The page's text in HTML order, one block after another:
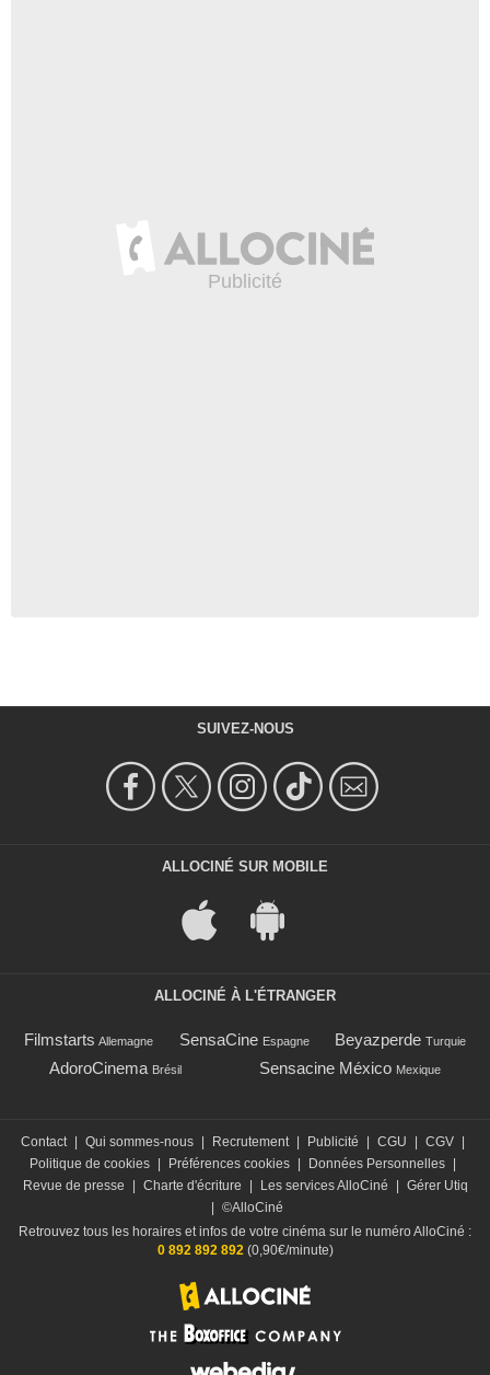
SUIVEZ-NOUS
ALLOCINÉ SUR MOBILE
ALLOCINÉ À L'ÉTRANGER
Filmstarts Allemagne SensaCine Espagne Beyazperde Turquie
AdoroCinema Brésil Sensacine México Mexique
Contact | Qui sommes-nous | Recrutement | Publicité | CGU | CGV |
Politique de cookies | Préférences cookies | Données Personnelles |
Revue de presse
| Charte d'écriture | Les services AlloCiné | Gérer Utiq
| ©AlloCiné
Retrouvez tous les horaires et infos de votre cinéma sur le numéro AlloCiné :
0 892 892 892 (0,90€/minute)